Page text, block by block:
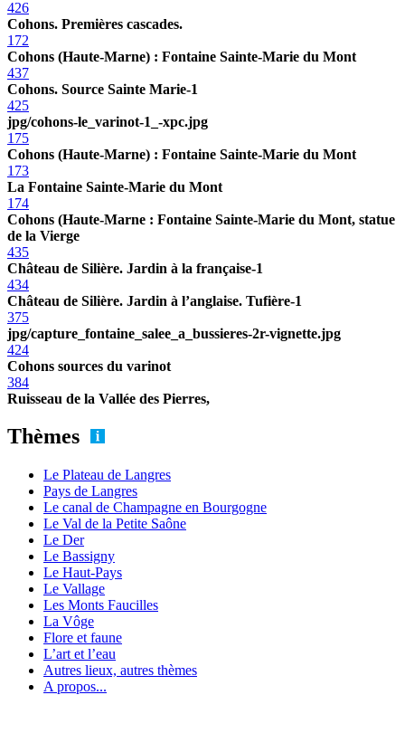
426
Cohons. Premières cascades.
172
Cohons (Haute-Marne) : Fontaine Sainte-Marie du Mont
437
Cohons. Source Sainte Marie-1
425
jpg/cohons-le_varinot-1_-xpc.jpg
175
Cohons (Haute-Marne) : Fontaine Sainte-Marie du Mont
173
La Fontaine Sainte-Marie du Mont
174
Cohons (Haute-Marne : Fontaine Sainte-Marie du Mont, statue
de la Vierge
435
Château de Silière. Jardin à la française-1
434
Château de Silière. Jardin à l’anglaise. Tufière-1
375
jpg/capture_fontaine_salee_a_bussieres-2r-vignette.jpg
424
Cohons sources du varinot
384
Ruisseau de la Vallée des Pierres,
Thèmes
Le Plateau de Langres
Pays de Langres
Le canal de Champagne en Bourgogne
Le Val de la Petite Saône
Le Der
Le Bassigny
Le Haut-Pays
Le Vallage
Les Monts Faucilles
La Vôge
Flore et faune
L’art et l’eau
Autres lieux, autres thèmes
A propos...